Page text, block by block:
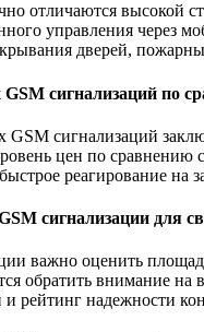
отличаются высокой
управления через
дверей,
сигнализаций по
сигнализаций
цен по сравнению
реагирование
сигнализации для
важно оценить
обратить внимание
и рейтинг надежности